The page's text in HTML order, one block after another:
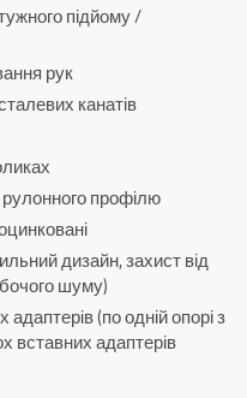
підйому /
рук
канатів
рулонного профілю
дизайн, захист від
шуму)
(по одній опорі з
вставних адаптерів